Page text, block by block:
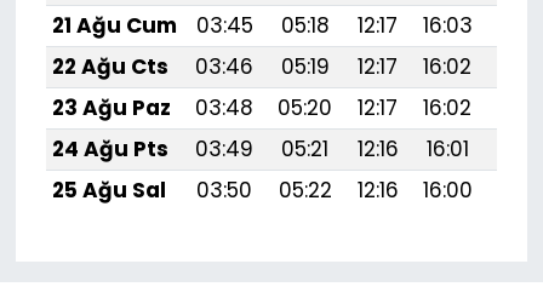
21 Ağu Cum
03:45 05:18 12:17 16:03
22 Ağu Cts
03:46 05:19 12:17 16:02
23 Ağu Paz
03:48 05:20 12:17 16:02
24 Ağu Pts
03:49 05:21 12:16 16:01
25 Ağu Sal
03:50 05:22 12:16 16:00